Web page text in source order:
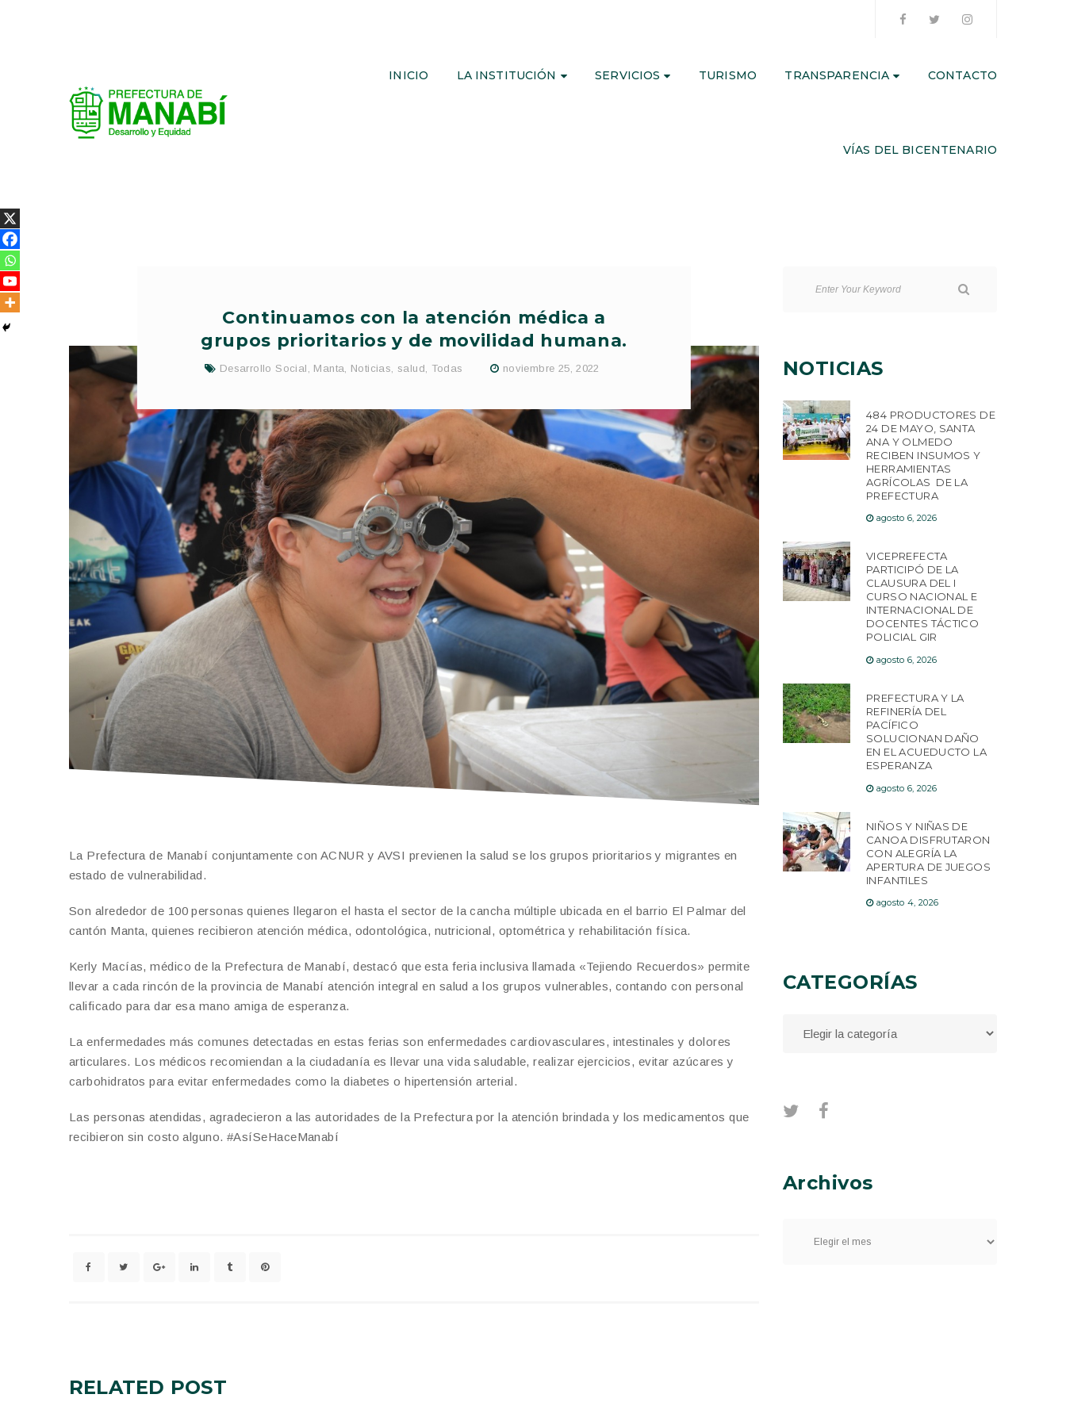
INICIO LA INSTITUCIÓN SERVICIOS TURISMO TRANSPARENCIA CONTACTO
VÍAS DEL BICENTENARIO
Continuamos con la atención médica a
grupos prioritarios y de movilidad humana.
Desarrollo Social , Manta, Noticias, salud, Todas noviembre 25, 2022
La Prefectura de Manabí conjuntamente con ACNUR y AVSI previenen la salud se los grupos prioritarios y migrantes en
estado de vulnerabilidad.
Son alrededor de 100 personas quienes llegaron el hasta el sector de la cancha múltiple ubicada en el barrio El Palmar del
cantón Manta, quienes recibieron atención médica, odontológica, nutricional, optométrica y rehabilitación física.
Kerly Macías, médico de la Prefectura de Manabí, destacó que esta feria inclusiva llamada «Tejiendo Recuerdos» permite
llevar a cada rincón de la provincia de Manabí atención integral en salud a los grupos vulnerables, contando con personal
calificado para dar esa mano amiga de esperanza.
La enfermedades más comunes detectadas en estas ferias son enfermedades cardiovasculares, intestinales y dolores
articulares. Los médicos recomiendan a la ciudadanía es llevar una vida saludable, realizar ejercicios, evitar azúcares y
carbohidratos para evitar enfermedades como la diabetes o hipertensión arterial.
Las personas atendidas, agradecieron a las autoridades de la Prefectura por la atención brindada y los medicamentos que
recibieron sin costo alguno. #AsíSeHaceManabí
RELATED POST
NOTICIAS
484 PRODUCTORES DE
24 DE MAYO, SANTA
ANA Y OLMEDO
RECIBEN INSUMOS Y
HERRAMIENTAS
AGRÍCOLAS DE LA
PREFECTURA
agosto 6, 2026
VICEPREFECTA
PARTICIPÓ DE LA
CLAUSURA DEL I
CURSO NACIONAL E
INTERNACIONAL DE
DOCENTES TÁCTICO
POLICIAL GIR
agosto 6, 2026
PREFECTURA Y LA
REFINERÍA DEL
PACÍFICO
SOLUCIONAN DAÑO
EN EL ACUEDUCTO LA
ESPERANZA
agosto 6, 2026
NIÑOS Y NIÑAS DE
CANOA DISFRUTARON
CON ALEGRÍA LA
APERTURA DE JUEGOS
INFANTILES
agosto 4, 2026
CATEGORÍAS
Archivos